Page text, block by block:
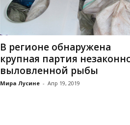
В регионе обнаружена
крупная партия
выловленной рыбы
Мира Лусине - Апр 19, 2019